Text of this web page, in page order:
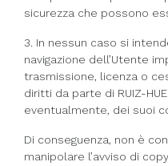
sicurezza che possono
3. In nessun caso si
navigazione dell’Utente
trasmissione, licenza o
diritti da parte di RUIZ-
eventualmente, dei suoi
Di conseguenza, non è
manipolare l’avviso di